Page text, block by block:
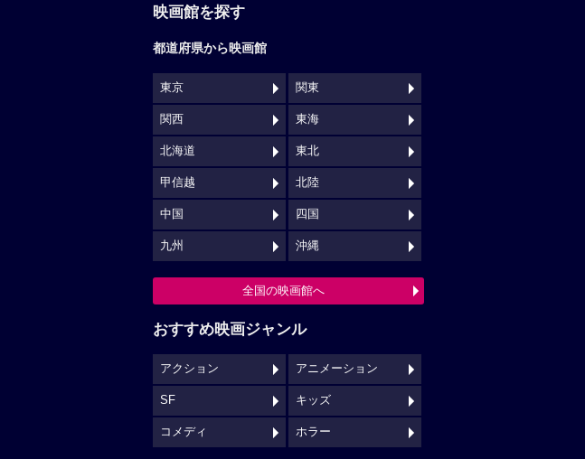
映画館を探す
都道府県から映画館
東京 関東
関西 東海
北海道 東北
甲信越 北陸
中国 四国
九州 沖縄
全国の映画館へ
おすすめ映画ジャンル
アクション アニメーション
SF キッズ
コメディ ホラー